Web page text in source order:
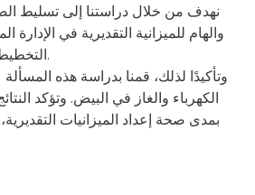
نهدف من خلال دراستنا إلى تسليط
والهام للميزانية التقديرية في
وتأكيدًا لذلك، قمنا بدراسة هذه
الكهرباء والغاز في البيض. وتؤكد
بمدى صحة إعداد الميزانيات